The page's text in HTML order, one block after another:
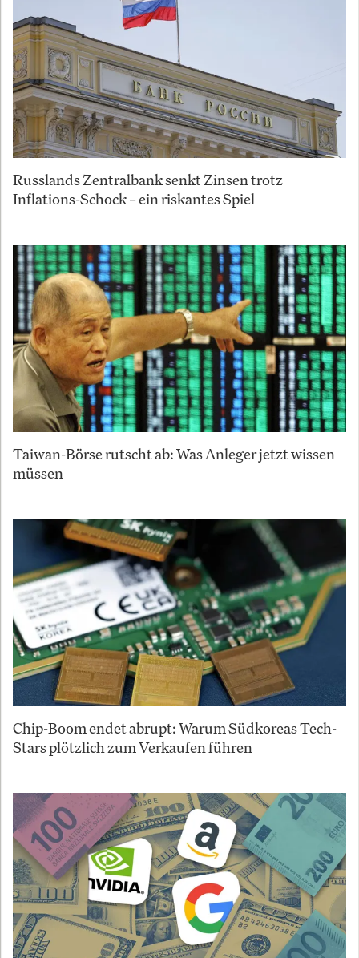
Russlands Zentralbank senkt Zinsen trotz
Inflations-Schock – ein riskantes Spiel
Taiwan-Börse rutscht ab: Was Anleger jetzt wissen
müssen
Chip-Boom endet abrupt: Warum Südkoreas Tech-
Stars plötzlich zum Verkaufen führen